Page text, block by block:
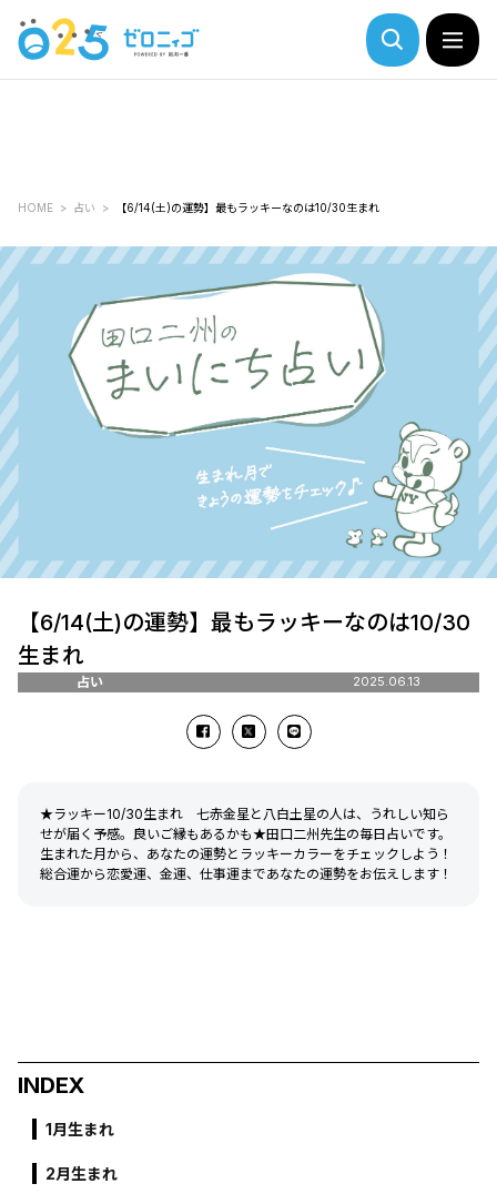
HOME 占い 【6/14(土)の運勢】最もラッキーなのは10/30生まれ
【6/14(土)の運勢】最もラッキーなのは10/30
生まれ
占い 2025.06.13
★ラッキー10/30生まれ 七赤金星と八白土星の人は、うれしい知ら
せが届く予感。良いご縁もあるかも★田口二州先生の毎日占いです。
生まれた月から、あなたの運勢とラッキーカラーをチェックしよう！
総合運から恋愛運、金運、仕事運まであなたの運勢をお伝えします！
INDEX
1月生まれ
2月生まれ